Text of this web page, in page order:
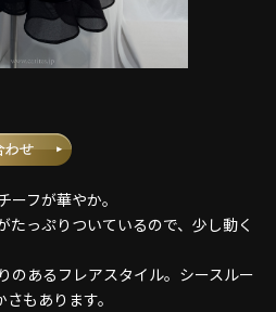
フが華やか。
たっぷりついているので、少し動く
のあるフレアスタイル。シースルー
もあります。